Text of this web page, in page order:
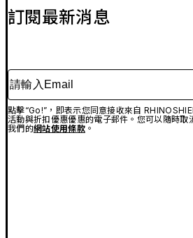
訂閱最新消息
請輸入Email
點擊“Go!”，即表示您同意接收來自
活動與折扣優惠優惠的電子郵件。您可以隨時取
我們的網站使用條款。